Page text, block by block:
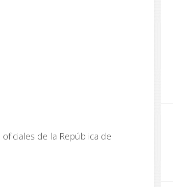
de la República de